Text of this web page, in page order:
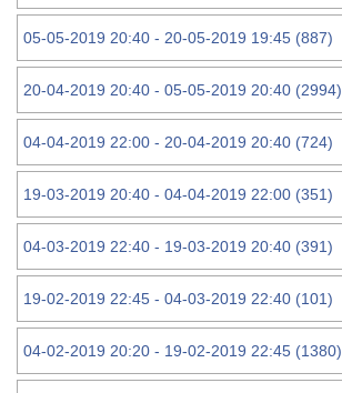
05-05-2019 20:40 - 20-05-2019 19:45 (887)
20-04-2019 20:40 - 05-05-2019 20:40 (2994)
04-04-2019 22:00 - 20-04-2019 20:40 (724)
19-03-2019 20:40 - 04-04-2019 22:00 (351)
04-03-2019 22:40 - 19-03-2019 20:40 (391)
19-02-2019 22:45 - 04-03-2019 22:40 (101)
04-02-2019 20:20 - 19-02-2019 22:45 (1380)